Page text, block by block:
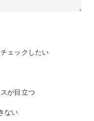
ェックしたい
が目立つ
ない